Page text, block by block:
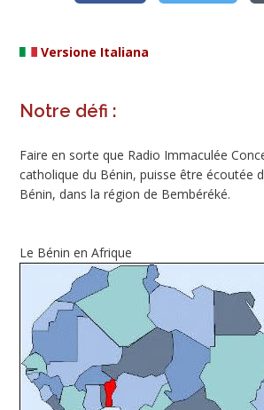
Versione Italiana
Notre défi :
Faire en sorte que Radio Immaculée
catholique du Bénin, puisse être écoutée
Bénin, dans la région de Bembéréké.
Le Bénin en Afrique